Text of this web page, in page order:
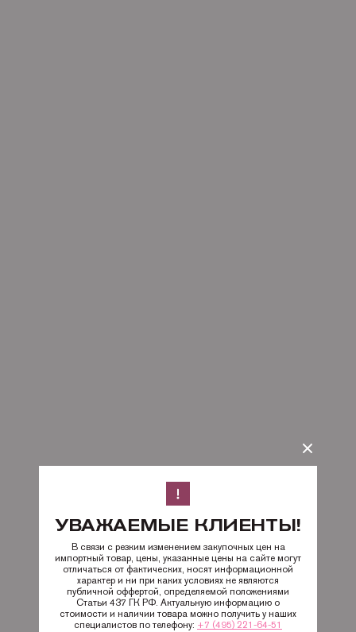
УВАЖАЕМЫЕ КЛИЕНТЫ!
В связи с резким изменением закупочных цен на
импортный товар, цены, указанные цены на сайте могут
отличаться от фактических, носят информационной
характер и ни при каких условиях не являются
публичной оффертой, определяемой положениями
Статьи 437 ГК РФ. Актуальную информацию о
стоимости и наличии товара можно получить у наших
специалистов по телефону: +7 (495) 221-64-51